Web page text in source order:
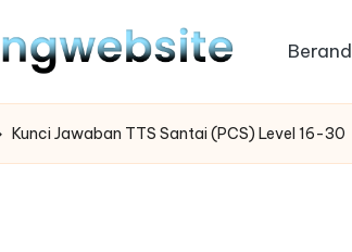
Kunci Jawaban TTS Santai (PCS) Level 16-30